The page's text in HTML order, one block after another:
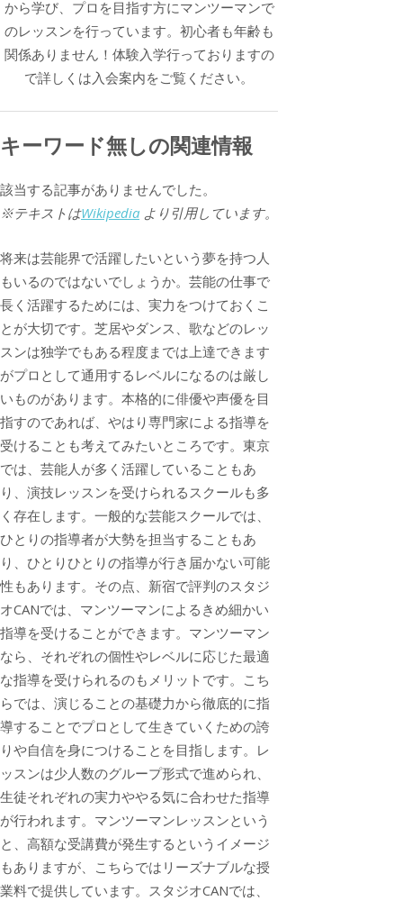
から学び、プロを目指す方にマンツーマンで
のレッスンを行っています。初心者も年齢も
関係ありません！体験入学行っておりますの
で詳しくは入会案内をご覧ください。
キーワード無しの関連情報
該当する記事がありませんでした。
※テキストはWikipedia より引用しています。
将来は芸能界で活躍したいという夢を持つ人
もいるのではないでしょうか。芸能の仕事で
長く活躍するためには、実力をつけておくこ
とが大切です。芝居やダンス、歌などのレッ
スンは独学でもある程度までは上達できます
がプロとして通用するレベルになるのは厳し
いものがあります。本格的に俳優や声優を目
指すのであれば、やはり専門家による指導を
受けることも考えてみたいところです。東京
では、芸能人が多く活躍していることもあ
り、演技レッスンを受けられるスクールも多
く存在します。一般的な芸能スクールでは、
ひとりの指導者が大勢を担当することもあ
り、ひとりひとりの指導が行き届かない可能
性もあります。その点、新宿で評判のスタジ
オCANでは、マンツーマンによるきめ細かい
指導を受けることができます。マンツーマン
なら、それぞれの個性やレベルに応じた最適
な指導を受けられるのもメリットです。こち
らでは、演じることの基礎力から徹底的に指
導することでプロとして生きていくための誇
りや自信を身につけることを目指します。レ
ッスンは少人数のグループ形式で進められ、
生徒それぞれの実力ややる気に合わせた指導
が行われます。マンツーマンレッスンという
と、高額な受講費が発生するというイメージ
もありますが、こちらではリーズナブルな授
業料で提供しています。スタジオCANでは、